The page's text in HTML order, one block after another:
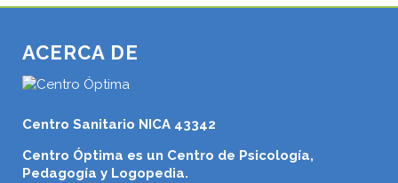
ACERCA DE
Centro Sanitario NICA 43342
Centro Óptima es un Centro de Psicología,
Pedagogía y Logopedia.